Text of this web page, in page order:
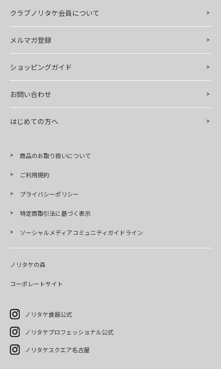
クラブノリタケ会員について
メルマガ登録
ショッピングガイド
お問い合わせ
はじめての方へ
商品のお取り扱いについて
ご利用規約
プライバシーポリシー
特定商取引法に基づく表示
ソーシャルメディアコミュニティガイドライン
ノリタケの森
コーポレートサイト
ノリタケ食器公式
ノリタケプロフェッショナル公式
ノリタケスクエア名古屋